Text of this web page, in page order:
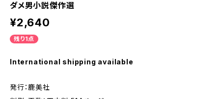
ダメ男小説傑作選
¥2,640
残り1点
International shipping available
発行：鹿美社